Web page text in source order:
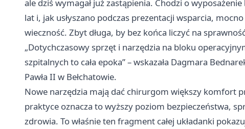
ale dziś wymagał już zastąpienia. Chodzi o
lat i, jak usłyszano podczas prezentacji wsparcia,
wieczność. Zbyt długa, by bez końca liczyć na
„Dotychczasowy sprzęt i narzędzia na bloku
szpitalnych to cała epoka” – wskazała Dagmara
Pawła II w Bełchatowie.
Nowe narzędzia mają dać chirurgom większy komfort
praktyce oznacza to wyższy poziom bezpieczeństwa,
zdrowia. To właśnie ten fragment całej układanki